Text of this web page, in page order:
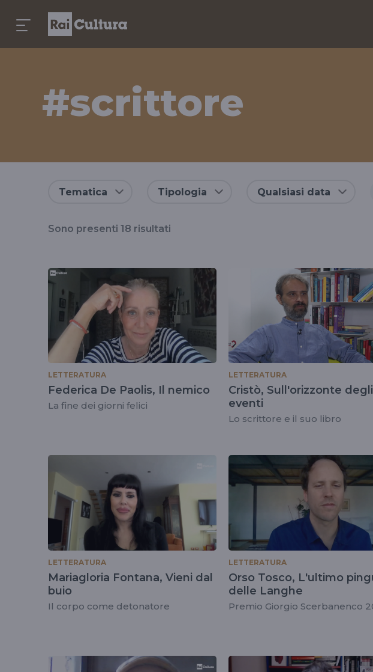
#scrittore
tag
#scrittore
Tematica Tipologia Qualsiasi data
Sono presenti 18 risultati
LETTERATURA
Federica De Paolis, Il nemico
La fine dei giorni felici
LETTERATURA
Cristò, Sull'orizzonte degli
eventi
Lo scrittore e il suo libro
LETTERATURA
Mariagloria Fontana, Vieni dal
buio
Il corpo come detonatore
LETTERATURA
Orso Tosco, L'ultimo
delle Langhe
Premio Giorgio Scerbanenco